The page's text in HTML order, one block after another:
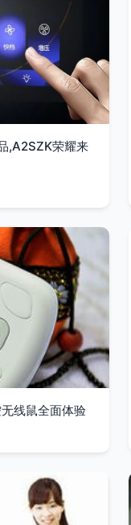
,A2SZK荣耀来
线鼠全面体验